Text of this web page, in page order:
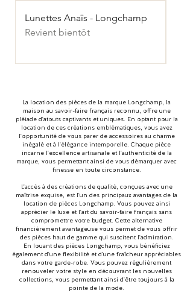
Lunettes Anaïs - Longchamp
Revient bientôt
La location des pièces de la marque Longchamp, la
maison au savoir-faire français reconnu, offre une
pléiade d'atouts captivants et uniques. En optant pour la
location de ces créations emblématiques, vous avez
l'opportunité de vous parer de accessoires au charme
inégalé et à l'élégance intemporelle. Chaque pièce
incarne l'excellence artisanale et l'authenticité de la
marque, vous permettant ainsi de vous démarquer avec
finesse en toute circonstance.
L'accès à des créations de qualité, conçues avec une
maîtrise exquise, est l'un des principaux avantages de la
location de pièces Longchamp. Vous pouvez ainsi
apprécier le luxe et l'art du savoir-faire français sans
compromettre votre budget. Cette alternative
financièrement avantageuse vous permet de vous offrir
des pièces haut de gamme qui suscitent l'admiration.
En louant des pièces Longchamp, vous bénéficiez
également d'une flexibilité et d'une fraîcheur appréciables
dans votre garde-robe. Vous pouvez régulièrement
renouveler votre style en découvrant les nouvelles
collections, vous permettant ainsi d'être toujours à la
pointe de la mode.